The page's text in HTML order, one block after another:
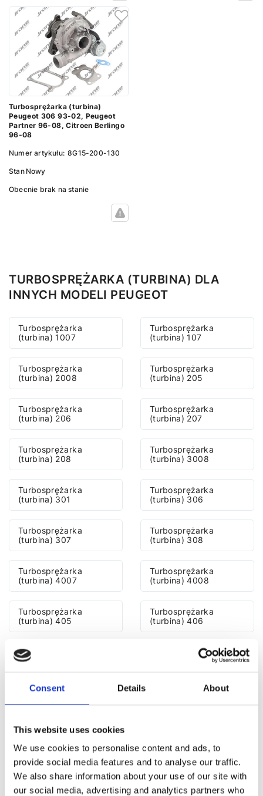
Consent Details About
This website uses cookies
We use cookies to personalise content and ads, to
provide social media features and to analyse our traffic.
We also share information about your use of our site with
our social media, advertising and analytics partners who
Turbosprężarka (turbina)
Peugeot 306 93-02, Peugeot
Partner 96-08, Citroen Berlingo
96-08
Numer artykułu: 8G15-200-130
Stan Nowy
Obecnie brak na stanie
TURBOSPRĘŻARKA (TURBINA) DLA
INNYCH MODELI PEUGEOT
Turbosprężarka
(turbina) 1007
Turbosprężarka
(turbina) 107
Turbosprężarka
(turbina) 2008
Turbosprężarka
(turbina) 205
Turbosprężarka
(turbina) 206
Turbosprężarka
(turbina) 207
Turbosprężarka
(turbina) 208
Turbosprężarka
(turbina) 3008
Turbosprężarka
(turbina) 301
Turbosprężarka
(turbina) 306
Turbosprężarka
(turbina) 307
Turbosprężarka
(turbina) 308
Turbosprężarka
(turbina) 4007
Turbosprężarka
(turbina) 4008
Turbosprężarka
(turbina) 405
Turbosprężarka
(turbina) 406
Turbosprężarka
(turbina) 407
Turbosprężarka
(turbina) 408
Turbosprężarka
(turbina) 5008
Turbosprężarka
Turbosprężarka
(turbina) 607
(turbina) 806
Turbosprężarka
Turbosprężarka
(turbina) Bipper